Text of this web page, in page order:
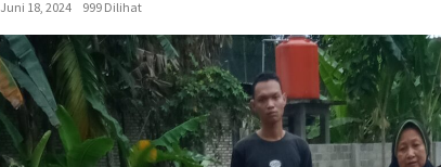
Juni 18, 2024
999 Dilihat